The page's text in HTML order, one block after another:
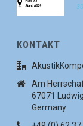
KONTAKT
Am
67071
Germany